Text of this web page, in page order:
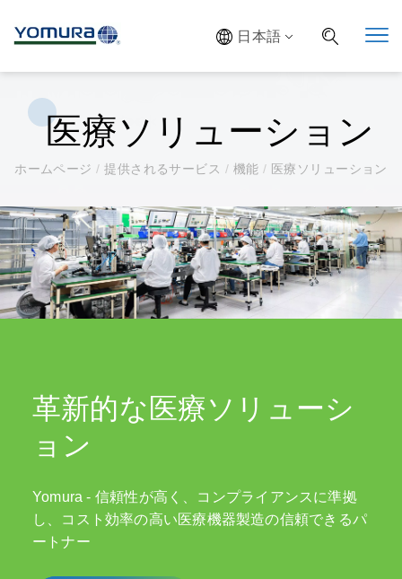
日本語
医療ソリューション
ホームページ/ 提供されるサービス / 機能 / 医療ソリューション
革新的な医療ソリューシ
ョン
Yomura - 信頼性が高く、コンプライアンスに準拠
し、コスト効率の高い医療機器製造の信頼できるパ
ートナー